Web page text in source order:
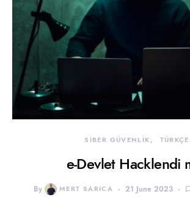
SİBER GÜVENLİK TÜRKÇE
e-Devlet Hacklendi
By MERT SARICA 21 June 2023